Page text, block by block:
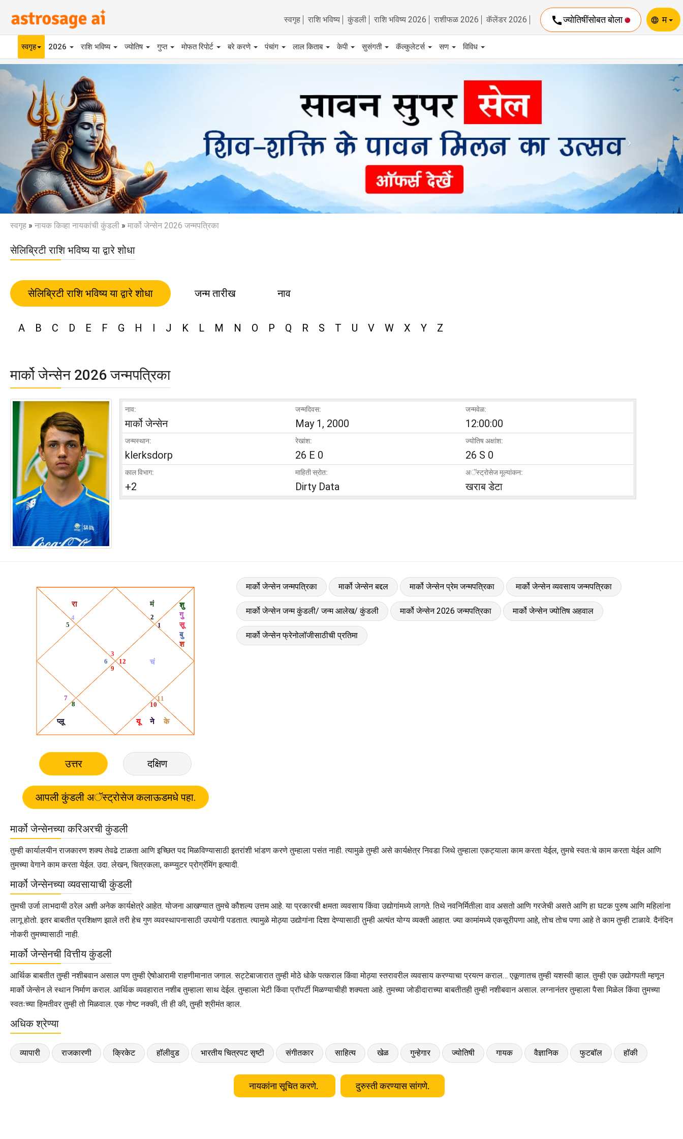
स्वगृह राशि भविष्य कुंडली राशि भविष्य 2026 राशीफळ 2026 कॅलेंडर 2026 callज्योतिषींसोबत बोला language म
स्वगृह 2026 राशि भविष्य ज्योतिष गुप्त मोफत रिपोर्ट बरे करणे पंचांग लाल किताब केपी सुसंगती कॅल्कुलेटर्स सण विविध
Previous
स्वगृह » नायक किव्हा नायकांची कुंडली » मार्को जेन्सेन 2026 जन्मपत्रिका
सेलिब्रिटी राशि भविष्य या द्वारे शोधा
सेलिब्रिटी राशि भविष्य या द्वारे शोधा जन्म तारीख नाव
A B C D E F G H I J K L M N O P Q R S T U V W X Y Z
मार्को जेन्सेन 2026 जन्मपत्रिका
नाव:
मार्को जेन्सेन
जन्मदिवस:
May 1, 2000
जन्मवेळ:
12:00:00
जन्मस्थान:
klerksdorp
रेखांश:
26 E 0
ज्योतिष अक्षांश:
26 S 0
काल विभाग:
+2
माहिती स्रोत:
Dirty Data
अॅस्ट्रोसेज मूल्यांकन:
खराब डेटा
उत्तर दक्षिण
मार्को जेन्सेन जन्मपत्रिका मार्को जेन्सेन बद्दल मार्को जेन्सेन प्रेम जन्मपत्रिका मार्को जेन्सेन व्यवसाय जन्मपत्रिका
मार्को जेन्सेन जन्म कुंडली/ जन्म आलेख/ कुंडली मार्को जेन्सेन 2026 जन्मपत्रिका मार्को जेन्सेन ज्योतिष अहवाल
मार्को जेन्सेन फ्रेनोलॉजीसाठीची प्रतिमा
मार्को जेन्सेनच्या करिअरची कुंडली
तुम्ही कार्यालयीन राजकारण शक्य तेवढे टाळता आणि इच्छित पद मिळविण्यासाठी इतरांशी भांडण करणे तुम्हाला पसंत नाही. त्यामुळे तुम्ही असे कार्यक्षेत्र निवडा जिथे तुम्हाला एकट्याला काम करता येईल, तुमचे स्वतःचे काम करता येईल आणि
तुमच्या वेगाने काम करता येईल. उदा. लेखन, चित्रकला, कम्प्युटर प्रोग्रॅमिंग इत्यादी.
मार्को जेन्सेनच्या व्यवसायाची कुंडली
तुमची उर्जा लाभदायी ठरेल अशी अनेक कार्यक्षेत्रे आहेत. योजना आखण्यात तुमचे कौशल्य उत्तम आहे. या प्रकारची क्षमता व्यवसाय किंवा उद्योगांमध्ये लागते. तिथे नवनिर्मितीला वाव असतो आणि गरजेची असते आणि हा घटक पुरुष आणि महिलांना
लागू होतो. इतर बाबतीत प्रशिक्षण झाले तरी हेच गुण व्यवस्थापनासाठी उपयोगी पडतात. त्यामुळे मोठ्या उद्योगांना दिशा देण्यासाठी तुम्ही अत्यंत योग्य व्यक्ती आहात. ज्या कामांमध्ये एकसूरीपणा आहे, तोच तोच पणा आहे ते काम तुम्ही टाळावे. दैनंदिन
नोकरी तुमच्यासाठी नाही.
मार्को जेन्सेनची वित्तीय कुंडली
आर्थिक बाबतीत तुम्ही नशीबवान असाल पण तुम्ही ऐषोआरामी राहणीमानात जगाल. सट्टेबाजारात तुम्ही मोठे धोके पत्कराल किंवा मोठ्या स्तरावरील व्यवसाय करण्याचा प्रयत्न कराल… एकूणातच तुम्ही यशस्वी व्हाल. तुम्ही एक उद्योगपती म्हणून
मार्को जेन्सेन ले स्थान निर्माण कराल. आर्थिक व्यवहारात नशीब तुम्हाला साथ देईल. तुम्हाला भेटी किंवा प्रॉपर्टी मिळण्याचीही शक्यता आहे. तुमच्या जोडीदाराच्या बाबतीतही तुम्ही नशीबवान असाल. लग्नानंतर तुम्हाला पैसा मिळेल किंवा तुमच्या
स्वतःच्या हिमतीवर तुम्ही तो मिळवाल. एक गोष्ट नक्की, ती ही की, तुम्ही श्रीमंत व्हाल.
अधिक श्रेण्या
व्यापारी राजकारणी क्रिकेट हॉलीवुड भारतीय चित्रपट सृष्टी संगीतकार साहित्य खेळ गुन्हेगार ज्योतिषी गायक वैज्ञानिक फुटबॉल हॉकी
नायकांना सूचित करणे. दुरुस्ती करण्यास सांगणे.